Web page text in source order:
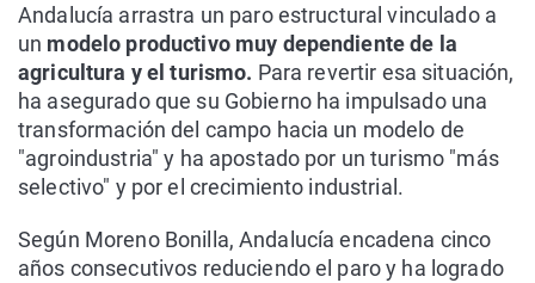
Andalucía arrastra un paro estructural vinculado a
un modelo productivo muy dependiente de la
agricultura y el turismo. Para revertir esa situación,
ha asegurado que su Gobierno ha impulsado una
transformación del campo hacia un modelo de
"agroindustria" y ha apostado por un turismo "más
selectivo" y por el crecimiento industrial.
Según Moreno Bonilla, Andalucía encadena cinco
años consecutivos reduciendo el paro y ha logrado